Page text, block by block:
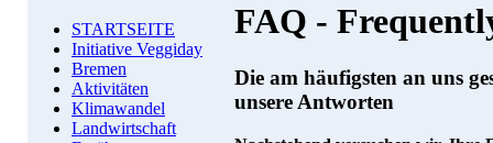
STARTSEITE
Initiative Veggiday
Bremen
Aktivitäten
Klimawandel
Landwirtschaft
FAQ -
Die am häufigsten an uns
unsere Antworten